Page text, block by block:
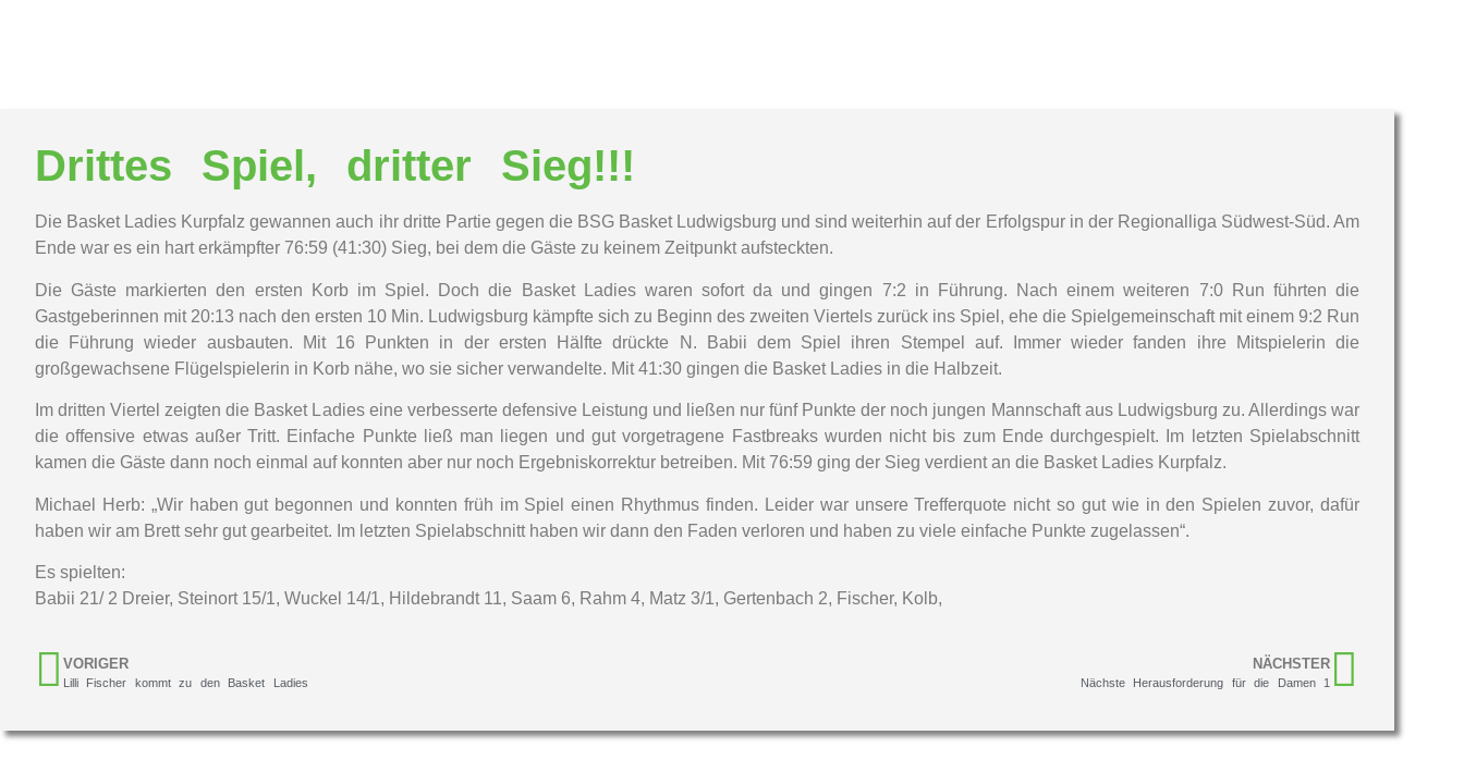
Drittes Spiel, dritter Sieg!!!
Die Basket Ladies Kurpfalz gewannen auch ihr dritte Partie gegen die BSG Basket Ludwigsburg und sind weiterhin auf der Erfolgspur in der Regionalliga Südwest-Süd. Am
Ende war es ein hart erkämpfter 76:59 (41:30) Sieg, bei dem die Gäste zu keinem Zeitpunkt aufsteckten.
Die Gäste markierten den ersten Korb im Spiel. Doch die Basket Ladies waren sofort da und gingen 7:2 in Führung. Nach einem weiteren 7:0 Run führten die
Gastgeberinnen mit 20:13 nach den ersten 10 Min. Ludwigsburg kämpfte sich zu Beginn des zweiten Viertels zurück ins Spiel, ehe die Spielgemeinschaft mit einem 9:2 Run
die Führung wieder ausbauten. Mit 16 Punkten in der ersten Hälfte drückte N. Babii dem Spiel ihren Stempel auf. Immer wieder fanden ihre Mitspielerin die
großgewachsene Flügelspielerin in Korb nähe, wo sie sicher verwandelte. Mit 41:30 gingen die Basket Ladies in die Halbzeit.
Im dritten Viertel zeigten die Basket Ladies eine verbesserte defensive Leistung und ließen nur fünf Punkte der noch jungen Mannschaft aus Ludwigsburg zu. Allerdings war
die offensive etwas außer Tritt. Einfache Punkte ließ man liegen und gut vorgetragene Fastbreaks wurden nicht bis zum Ende durchgespielt. Im letzten Spielabschnitt
kamen die Gäste dann noch einmal auf konnten aber nur noch Ergebniskorrektur betreiben. Mit 76:59 ging der Sieg verdient an die Basket Ladies Kurpfalz.
Michael Herb: „Wir haben gut begonnen und konnten früh im Spiel einen Rhythmus finden. Leider war unsere Trefferquote nicht so gut wie in den Spielen zuvor, dafür
haben wir am Brett sehr gut gearbeitet. Im letzten Spielabschnitt haben wir dann den Faden verloren und haben zu viele einfache Punkte zugelassen“.
Es spielten:
Babii 21/ 2 Dreier, Steinort 15/1, Wuckel 14/1, Hildebrandt 11, Saam 6, Rahm 4, Matz 3/1, Gertenbach 2, Fischer, Kolb,
VORIGER
Lilli Fischer kommt zu den Basket Ladies
NÄCHSTER
Nächste Herausforderung für die Damen 1